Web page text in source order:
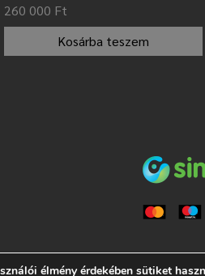
260 000 Ft
Kosárba teszem
élmény érdekében sütiket